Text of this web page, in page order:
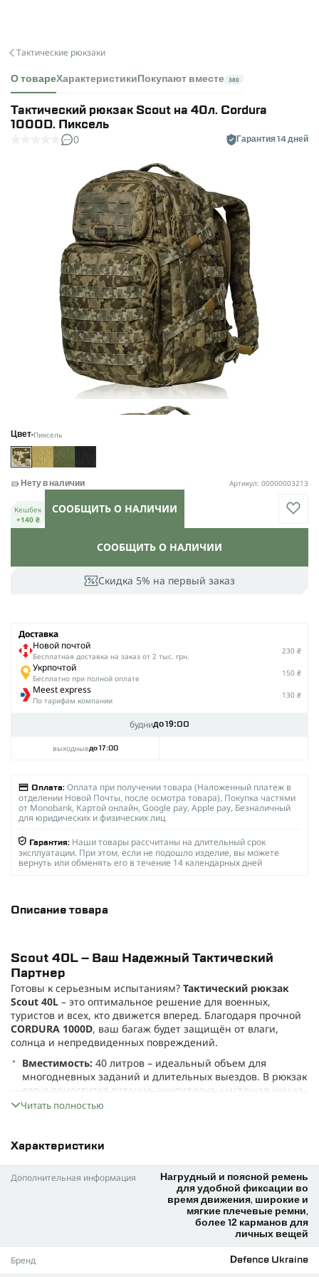
Тактические рюкзаки
О товареХарактеристики Покупают вместе 380
Тактический рюкзак Scout на 40л. Cordura
1000D. Пиксель
0 Гарантия 14 дней
Цвет Пиксель
Скидка 5% на первый заказ
СООБЩИТЬ О НАЛИЧИИ
Нету в наличии Артикул: 00000003213
Кешбек
+140 ₴
СООБЩИТЬ О НАЛИЧИИ
Доставка
Новой почтой
Беcплатная доставка на заказ от 2 тыс. грн.
230 ₴
Укрпочтой
Бесплатно при полной оплате
150 ₴
Meest express
По тарифам компании
130 ₴
буднидо 19:00
выходныедо 17:00
Оплата: Оплата при получении товара (Наложенный платеж в
отделении Новой Почты, после осмотра товара), Покупка частями
от Monobank, Картой онлайн, Google pay, Apple pay, Безналичный
для юридических и физических лиц
Гарантия: Наши товары рассчитаны на длительный срок
эксплуатации. При этом, если не подошло изделие, вы можете
вернуть или обменять его в течение 14 календарных дней
Описание товара
Scout 40L – Ваш Надежный Тактический
Партнер
Готовы к серьезным испытаниям? Тактический рюкзак
Scout 40L – это оптимальное решение для военных,
туристов и всех, кто движется вперед. Благодаря прочной
CORDURA 1000D, ваш багаж будет защищён от влаги,
солнца и непредвиденных повреждений.
Вместимость: 40 литров – идеальный объем для
многодневных заданий и длительных выездов. В рюкзак
легко поместится питание, экипировка, чистящая химия
для оружия, сменная одежда и другие необходимые
отделение рассчитано на крупные предметы.
сохранность важного и позволят быстро достать нужное.
Специальный отсек для гидратора с отверстием для
трубки упрощает доступ к воде без остановки.
По всей поверхности
для крепления
дополнительного снаряжения. Внизу – ремни для
каремата или другой амуниции, освобождая место
Читать полностью
Характеристики
Дополнительная информация
Нагрудный и поясной ремень
для удобной фиксации во
время движения, широкие и
мягкие плечевые ремни,
более 12 карманов для
личных вещей
Бренд Defence Ukraine